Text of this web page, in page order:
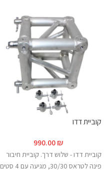
קוביית דדו
990.00₪
קוביית דדו - שלוש דרך. קוביית חיבור
פינה לטראס 30/30, מגיעה עם 4 סטים